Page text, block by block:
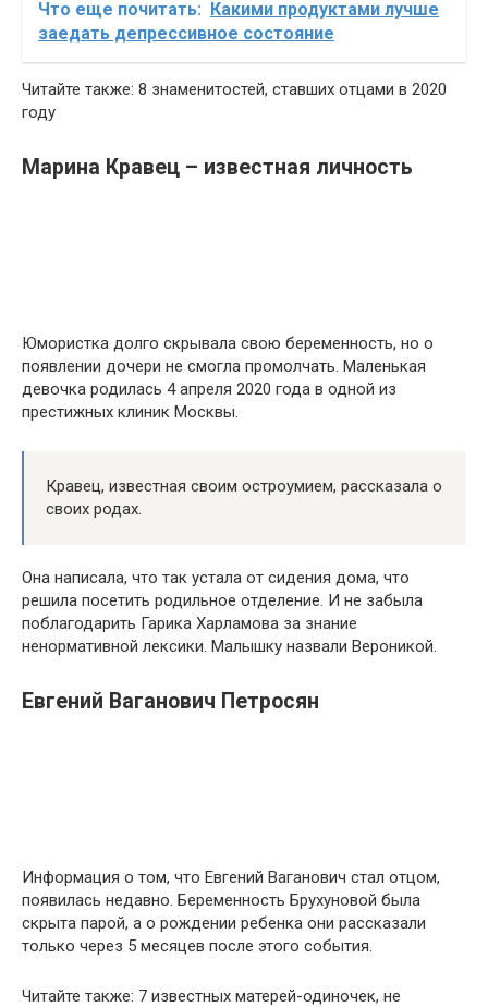
Что еще почитать: Какими продуктами лучше
заедать депрессивное состояние
Читайте также: 8 знаменитостей, ставших отцами в 2020
году
Марина Кравец – известная личность
Юмористка долго скрывала свою беременность, но о
появлении дочери не смогла промолчать. Маленькая
девочка родилась 4 апреля 2020 года в одной из
престижных клиник Москвы.
Кравец, известная своим остроумием, рассказала о
своих родах.
Она написала, что так устала от сидения дома, что
решила посетить родильное отделение. И не забыла
поблагодарить Гарика Харламова за знание
ненормативной лексики. Малышку назвали Вероникой.
Евгений Ваганович Петросян
Информация о том, что Евгений Ваганович стал отцом,
появилась недавно. Беременность Брухуновой была
скрыта парой, а о рождении ребенка они рассказали
только через 5 месяцев после этого события.
Читайте также: 7 известных матерей-одиночек, не